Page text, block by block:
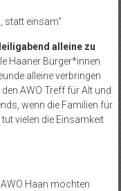
statt einsam“
alleine zu
Haaner Bürger*innen
alleine verbringen
AWO Treff für Alt und
wenn die Familien für
vielen die Einsamkeit
Haan möchten